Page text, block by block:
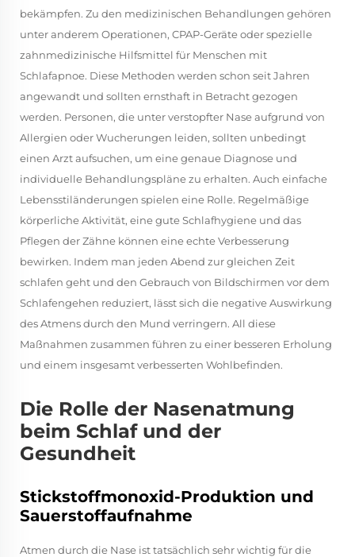
bekämpfen. Zu den medizinischen Behandlungen gehören
unter anderem Operationen, CPAP-Geräte oder spezielle
zahnmedizinische Hilfsmittel für Menschen mit
Schlafapnoe. Diese Methoden werden schon seit Jahren
angewandt und sollten ernsthaft in Betracht gezogen
werden. Personen, die unter verstopfter Nase aufgrund von
Allergien oder Wucherungen leiden, sollten unbedingt
einen Arzt aufsuchen, um eine genaue Diagnose und
individuelle Behandlungspläne zu erhalten. Auch einfache
Lebensstiländerungen spielen eine Rolle. Regelmäßige
körperliche Aktivität, eine gute Schlafhygiene und das
Pflegen der Zähne können eine echte Verbesserung
bewirken. Indem man jeden Abend zur gleichen Zeit
schlafen geht und den Gebrauch von Bildschirmen vor dem
Schlafengehen reduziert, lässt sich die negative Auswirkung
des Atmens durch den Mund verringern. All diese
Maßnahmen zusammen führen zu einer besseren Erholung
und einem insgesamt verbesserten Wohlbefinden.
Die Rolle der Nasenatmung
beim Schlaf und der
Gesundheit
Stickstoffmonoxid-Produktion und
Sauerstoffaufnahme
Atmen durch die Nase ist tatsächlich sehr wichtig für die